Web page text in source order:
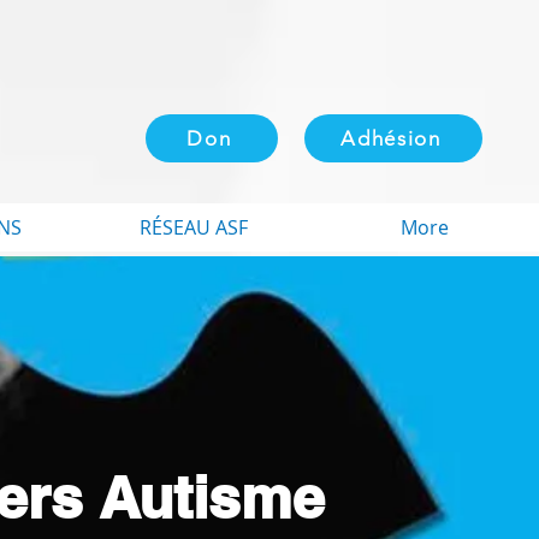
Don
RÉSEAU ASF More
Autisme
Adhésion